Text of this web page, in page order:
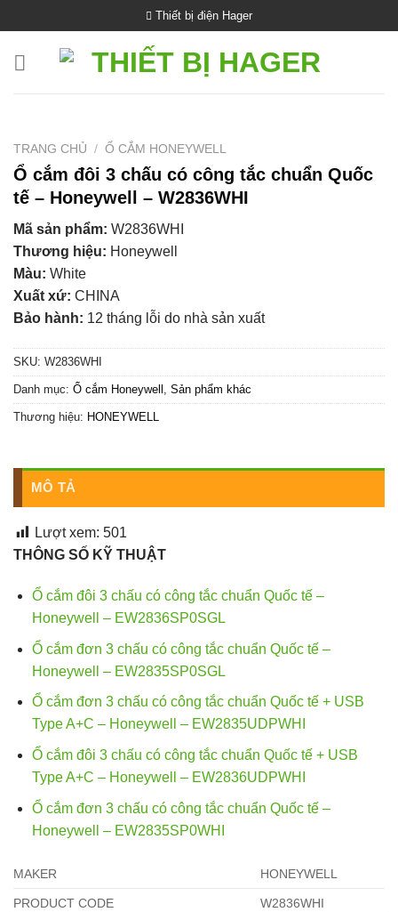
qua
nội
Thiết bị điện Hager
TRANG CHỦ / Ổ CẮM HONEYWELL
Ổ cắm đôi 3 chấu có công tắc chuẩn Quốc
tế – Honeywell – W2836WHI
Mã sản phẩm: W2836WHI
Thương hiệu: Honeywell
Màu: White
Xuất xứ: CHINA
Bảo hành: 12 tháng lỗi do nhà sản xuất
SKU: W2836WHI
Danh mục: Ổ cắm Honeywell Sản phẩm khác
Thương hiệu: HONEYWELL
MÔ TẢ
Lượt xem: 501
THÔNG SỐ KỸ THUẬT
Ổ cắm đôi 3 chấu có công tắc chuẩn Quốc tế –
Honeywell – EW2836SP0SGL
Ổ cắm đơn 3 chấu có công tắc chuẩn Quốc tế –
Honeywell – EW2835SP0SGL
Ổ cắm đơn 3 chấu có công tắc chuẩn Quốc tế + USB
Type A+C – Honeywell – EW2835UDPWHI
Ổ cắm đôi 3 chấu có công tắc chuẩn Quốc tế + USB
Type A+C – Honeywell – EW2836UDPWHI
Ổ cắm đơn 3 chấu có công tắc chuẩn Quốc tế –
Honeywell – EW2835SP0WHI
MAKER HONEYWELL
PRODUCT CODE W2836WHI